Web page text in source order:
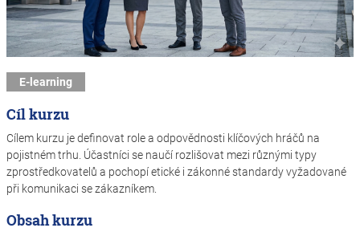
E-learning
Cíl kurzu
Cílem kurzu je definovat role a odpovědnosti klíčových hráčů na
pojistném trhu. Účastníci se naučí rozlišovat mezi různými typy
zprostředkovatelů a pochopí etické i zákonné standardy vyžadované
při komunikaci se zákazníkem.
Obsah kurzu